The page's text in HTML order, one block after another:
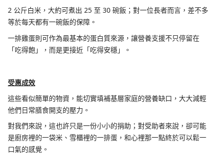
2 公斤白米，大約可煮出 25 至 30 碗飯；對一位長者而言，差不多
等於每天都有一碗飯的保障。
一排雞蛋則可作為最基本的蛋白質來源，讓營養支援不只停留在
「吃得飽」，而是更接近「吃得安穩」。
受惠成效
這些看似簡單的物資，能切實填補基層家庭的營養缺口，大大減輕
他們日常膳食開支的壓力。
對我們來說，這也許只是一份小小的捐助；對受助者來說，卻可能
是廚房裡的一袋米、雪櫃裡的一排蛋，和心裡那一點終於可以鬆一
口氣的感覺。